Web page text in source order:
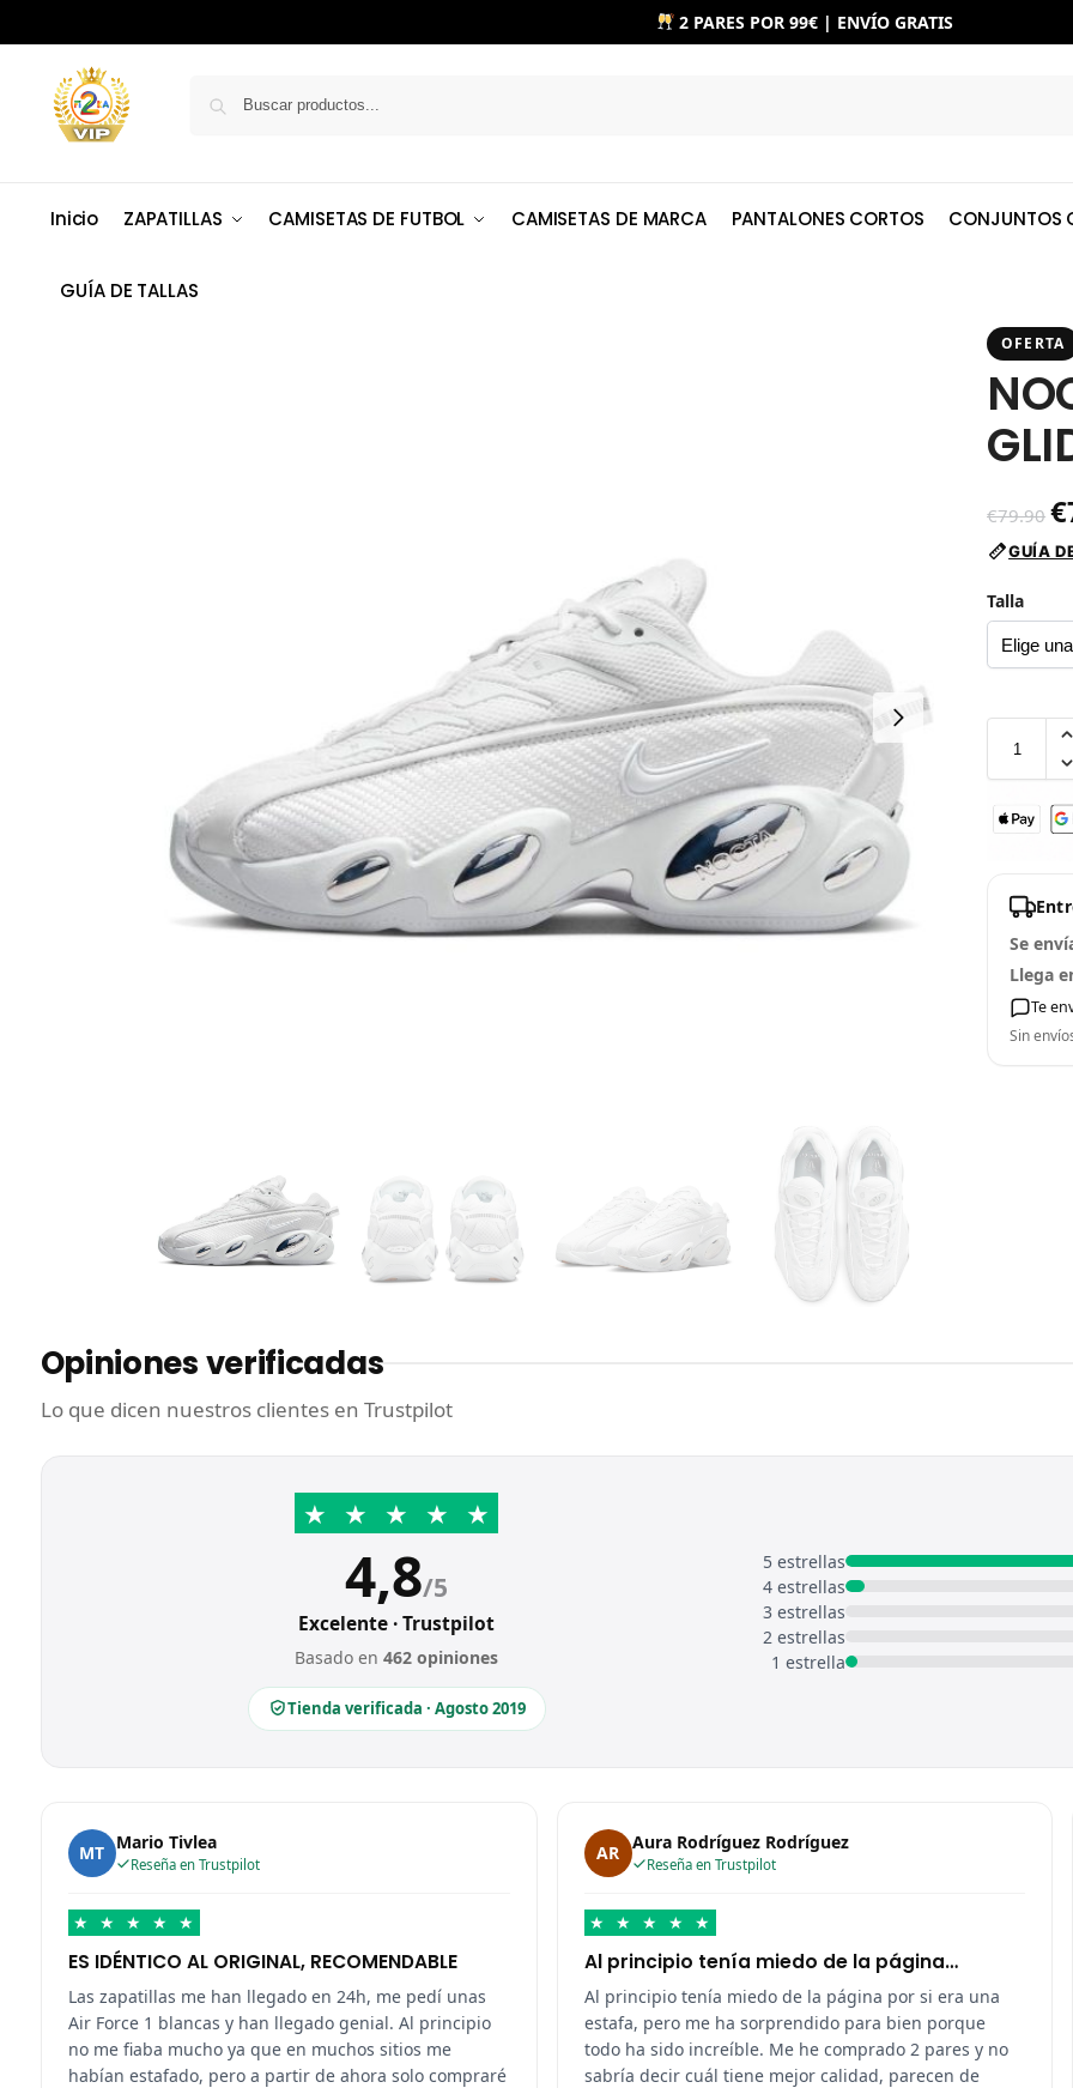
2 PARES POR 99€ | ENVÍO GRATIS
Inicio ZAPATILLAS CAMISETAS DE FUTBOL CAMISETAS DE MARCA PANTALONES CORTOS CONJUNTOS
GUÍA DE TALLAS
OFERTA
€79.90 €
GUÍA
Talla
Se
Llega
Te
Sin
Opiniones verificadas
Lo que dicen nuestros clientes en Trustpilot
★ ★ ★ ★ ★
4,8/5
Excelente · Trustpilot
Basado en462 opiniones
Tienda verificada · Agosto 2019
5 estrellas
4 estrellas
3 estrellas
2 estrellas
1 estrella
MT Mario Tivlea
Reseña en Trustpilot
★ ★ ★ ★ ★
ES IDÉNTICO AL ORIGINAL, RECOMENDABLE
Las zapatillas me han llegado en 24h, me pedí unas
Air Force 1 blancas y han llegado genial. Al principio
no me fiaba mucho ya que en muchos sitios me
habían estafado, pero a partir de ahora solo compraré
AR Aura Rodríguez Rodríguez
Reseña en Trustpilot
★ ★ ★ ★ ★
Al principio tenía miedo de la página…
Al principio tenía miedo de la página por si era una
estafa, pero me ha sorprendido para bien porque
todo ha sido increíble. Me he comprado 2 pares y no
sabría decir cuál tiene mejor calidad, parecen de